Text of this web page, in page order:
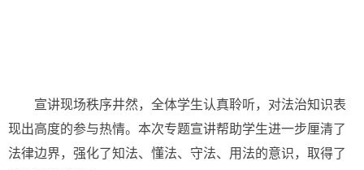
宣讲现场秩序井然，全体学生认真聆听，对法治知识表
现出高度的参与热情。本次专题宣讲帮助学生进一步厘清了
法律边界，强化了知法、懂法、守法、用法的意识，取得了